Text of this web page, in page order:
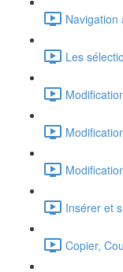
Navigation
Les
Insérer et
Copier,